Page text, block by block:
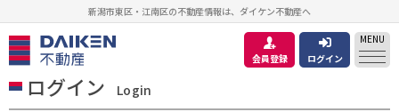
新潟市東区・江南区の不動産情報は、ダイケン不動産へ
会員登録 ログイン
MENU
ログイン Login